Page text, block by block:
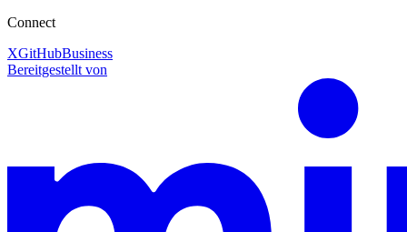
Connect
XGitHubBusiness
Bereitgestellt von